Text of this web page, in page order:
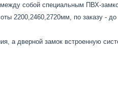
собой специальным ПВХ-
2200,2460,2720мм, по заказу -
а дверной замок встроенную